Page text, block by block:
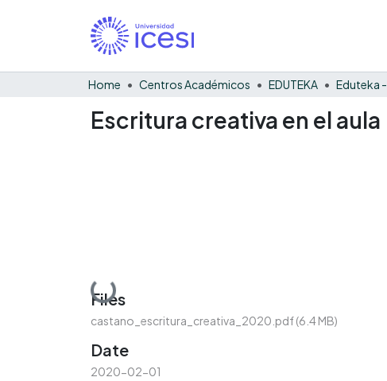
Home Centros Académicos EDUTEKA
Escritura creativa en el aula
Loading...
Files
castano_escritura_creativa_2020.pdf(6.4 MB)
Date
2020-02-01